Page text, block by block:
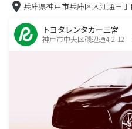
兵庫県神戸市兵庫区入江通三丁
トヨタレンタカー三宮
神戸市中央区磯辺通4-2-12